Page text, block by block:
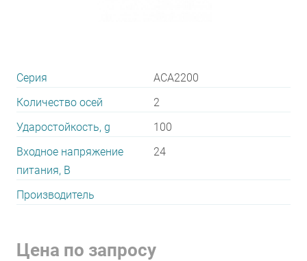
Серия
ACA2200
Количество осей
2
Ударостойкость, g
100
Входное напряжение
питания, В
24
Производитель
Цена по запросу